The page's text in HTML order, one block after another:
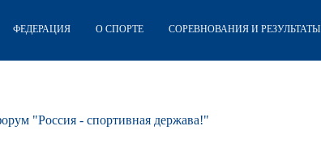
ФЕДЕРАЦИЯ О СПОРТЕ СОРЕВНОВАНИЯ И РЕЗУЛЬТАТЫ
"Россия - спортивная держава!"